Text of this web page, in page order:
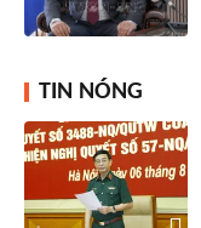
TIN NÓNG